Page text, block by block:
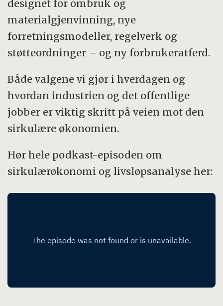
designet for ombruk og
materialgjenvinning, nye
forretningsmodeller, regelverk og
støtteordninger – og ny forbrukeratferd.
Både valgene vi gjør i hverdagen og
hvordan industrien og det offentlige
jobber er viktig skritt på veien mot den
sirkulære økonomien.
Hør hele podkast-episoden om
sirkulærøkonomi og livsløpsanalyse her: